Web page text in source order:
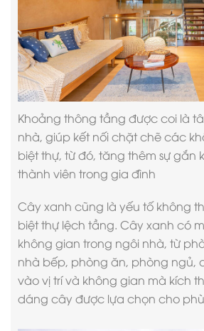
Khoảng thông tầng được coi là
nhà, giúp kết nối chặt chẽ các
biệt thự, từ đó, tăng thêm sự gắn
thành viên trong gia đình
Cây xanh cũng là yếu tố không
biệt thự lệch tầng. Cây xanh có
không gian trong ngôi nhà, từ
nhà bếp, phòng ăn, phòng ngủ,
vào vị trí và không gian mà kích
dáng cây được lựa chọn cho